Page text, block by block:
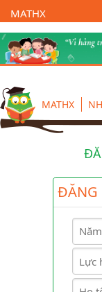
MATHX
Trường Toán
MATHX
ĐĂNG